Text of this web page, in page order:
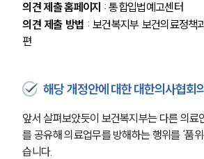
의견 제출 홈페이지 : 통합입법예고센터
의견 제출 방법 : 보건복지부 보건의료정책
편
해당 개정안에 대한 대한의사협회
앞서 살펴보았듯이 보건복지부는 다른 의료
를 공유해 의료업무를 방해하는 행위를 ‘품
습니다.